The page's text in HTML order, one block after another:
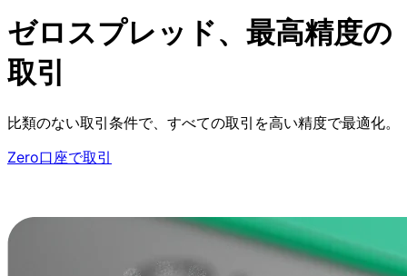
ゼロスプレッド、 最高精度の
取引
比類のない取引条件で、 すべての取引を高い精度で最適化。
Zero口座で取引